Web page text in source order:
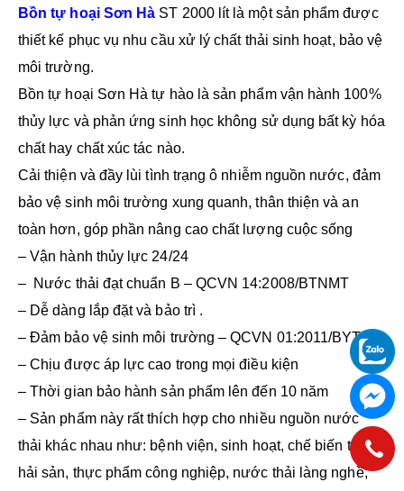
Bồn tự hoại Sơn Hà ST 2000 lít là một sản phẩm được
thiết kế phục vụ nhu cầu xử lý chất thải sinh hoạt, bảo vệ
môi trường.
Bồn tự hoại Sơn Hà tự hào là sản phẩm vận hành 100%
thủy lực và phản ứng sinh học không sử dụng bất kỳ hóa
chất hay chất xúc tác nào.
Cải thiện và đầy lùi tình trạng ô nhiễm nguồn nước, đảm
bảo vệ sinh môi trường xung quanh, thân thiện và an
toàn hơn, góp phần nâng cao chất lượng cuộc sống
– Vận hành thủy lực 24/24
– Nước thải đạt chuẩn B – QCVN 14:2008/BTNMT
– Dễ dàng lắp đặt và bảo trì .
– Đảm bảo vệ sinh môi trường – QCVN 01:2011/BYT
– Chịu được áp lực cao trong mọi điều kiện
– Thời gian bảo hành sản phẩm lên đến 10 năm
– Sản phẩm này rất thích hợp cho nhiều nguồn nước
thải khác nhau như: bệnh viện, sinh hoạt, chế biến thủy
hải sản, thực phẩm công nghiệp, nước thải làng nghề,